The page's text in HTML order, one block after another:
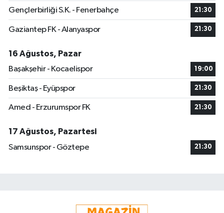
Gençlerbirliği S.K. - Fenerbahçe 21:30
Gaziantep FK - Alanyaspor 21:30
16 Ağustos, Pazar
Başakşehir - Kocaelispor
19:00
Beşiktaş - Eyüpspor 21:30
Amed - Erzurumspor FK 21:30
17 Ağustos, Pazartesi
Samsunspor - Göztepe
21:30